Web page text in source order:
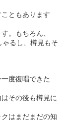
ともあります
。もちろん、
ゃるし、樽見もそ
度復唱できた
その後も樽見に
はまだまだの知